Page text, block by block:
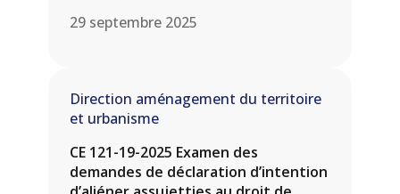
29 septembre 2025
Direction aménagement du territoire
et urbanisme
CE 121-19-2025 Examen des
demandes de déclaration d’intention